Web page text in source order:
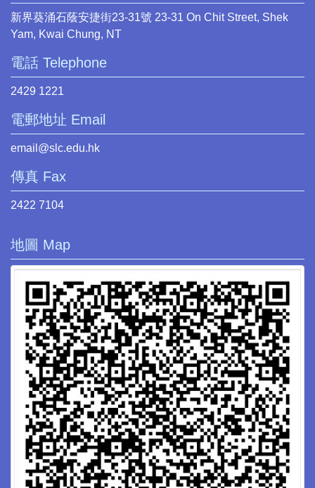
新界葵涌石蔭安捷街23-31號 23-31 On Chit Street, Shek
Yam, Kwai Chung, NT
電話 Telephone
2429 1221
電郵地址 Email
email@slc.edu.hk
傳真 Fax
2422 7104
地圖 Map